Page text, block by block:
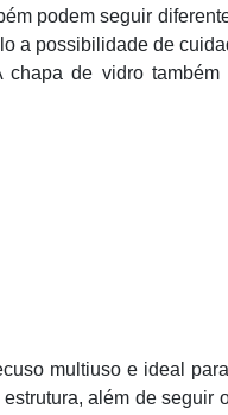
podem seguir
a possibilidade de
de vidro
multiuso e ideal
além de seguir